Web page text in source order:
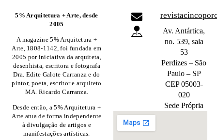
5% Arquitetura + Arte, desde
2005
A magazine 5% Arquitetura +
Arte, 1808-1142, foi fundada em
2005 por iniciativa da arquiteta,
desenhista, escritora e fotografa
Dra. Edite Galote Carranza e do
pintor, poeta, escritor e arquiteto
MA. Ricardo Carranza.
Desde então, a 5% Arquitetura +
Arte atua de forma independente
à divulgação de artigos e
manifestações artísticas.
Av. Antártica,
no. 539, sala
53
Perdizes – São
Paulo – SP
CEP 05003-
020
Sede Própria